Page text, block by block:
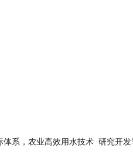
系，农业高效用水技术 研究开发